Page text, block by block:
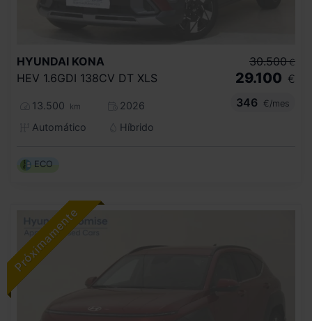
HYUNDAI KONA
HEV 1.6GDI 138CV DT XLS
13.500 km
2026
Automático
Híbrido
30.500 €
29.100 €
346
€/mes
ECO